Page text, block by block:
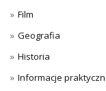
Film
Geografia
Historia
Informacje